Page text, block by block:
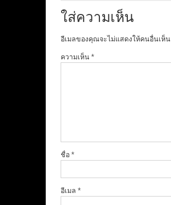
ใส่ความเห็น
อีเมลของคุณจะไม่แสดงให้คนอื่นเห็น
ความเห็น*
ชื่อ*
อีเมล *